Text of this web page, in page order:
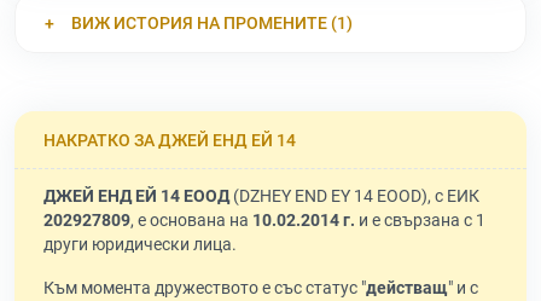
ВИЖ ИСТОРИЯ НА ПРОМЕНИТЕ (1)
НАКРАТКО ЗА ДЖЕЙ ЕНД ЕЙ 14
ДЖЕЙ ЕНД ЕЙ 14 ЕООД(DZHEY END EY 14 EOOD), с ЕИК
202927809, е основана на 10.02.2014 г. и е свързана с 1
други юридически лица.
Към момента дружеството е със статус "действащ" и с